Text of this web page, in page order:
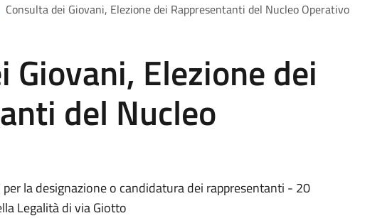
Consulta dei Giovani, Elezione dei Rappresentanti del Nucleo Operativo
Giovani, Elezione dei
del Nucleo
la designazione o candidatura dei rappresentanti - 20
Legalità di via Giotto